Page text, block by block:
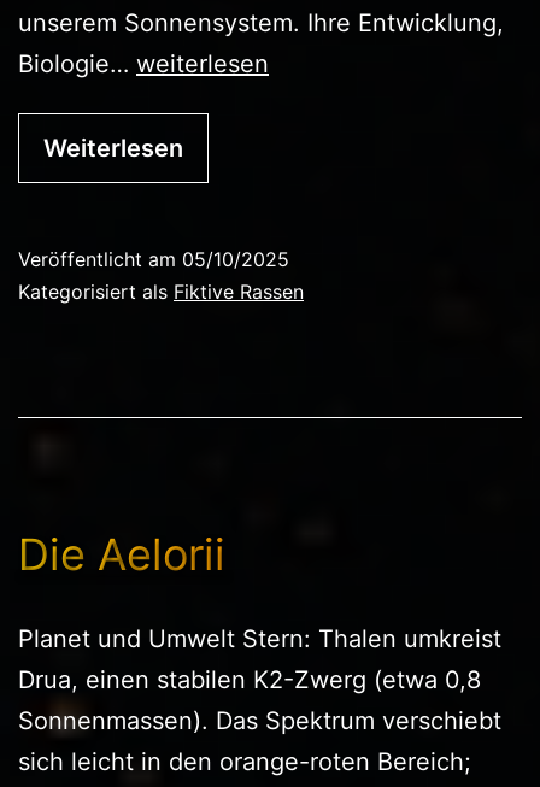
unserem Sonnensystem. Ihre Entwicklung,
Biologie… Die
weiterlesen
Weiterlesen
Veröffentlicht am 05/10/2025
Kategorisiert als Fiktive Rassen
Die Aelorii
Planet und Umwelt Stern: Thalen umkreist
Drua, einen stabilen K2-Zwerg (etwa 0,8
Sonnenmassen). Das Spektrum verschiebt
sich leicht in den orange-roten Bereich;